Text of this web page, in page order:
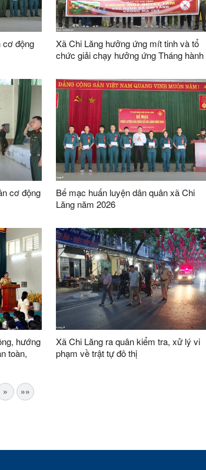
cơ động
Xã Chi Lăng hưởng ứng mít tinh và tổ
chức giải chạy hưởng ứng Tháng hành
cơ động
Bế mạc huấn luyện dân quân xã Chi
Lăng năm 2026
hướng
toàn,
Xã Chi Lăng ra quân kiểm tra, xử lý vi
phạm về trật tự đô thị
» »»